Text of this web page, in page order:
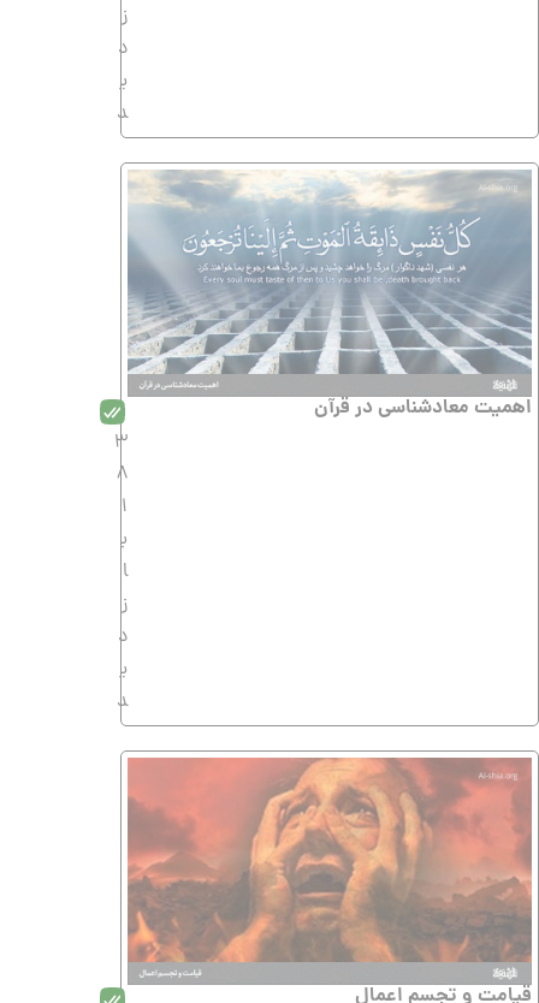
ز
د
ی
د
اهمیت معادشناسى در قرآن
3
8
1
ب
ا
ز
د
ی
د
قیامت و تجسم اعمال